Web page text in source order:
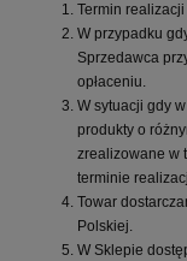
Termin
W przypadku
Sprzedawca
opłaceniu.
W sytuacji gdy
produkty o
zrealizowane w
terminie
Towar
Polskiej.
W Sklepie